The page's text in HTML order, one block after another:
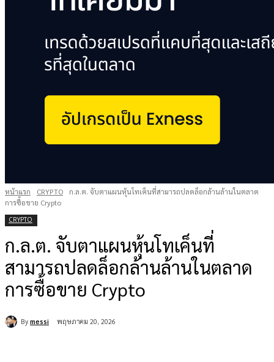
หน้าแรก CRYPTO
ก.ล.ต. จับตาแผนหุ้นโทเค็นที่สามารถปลดล็อกล้านล้านในตลาด
การซื้อขาย Crypto
CRYPTO
ก.ล.ต. จับตาแผนหุ้นโทเค็นที่
สามารถปลดล็อกล้านล้านในตลาด
การซื้อขาย Crypto
By messi พฤษภาคม 20, 2026